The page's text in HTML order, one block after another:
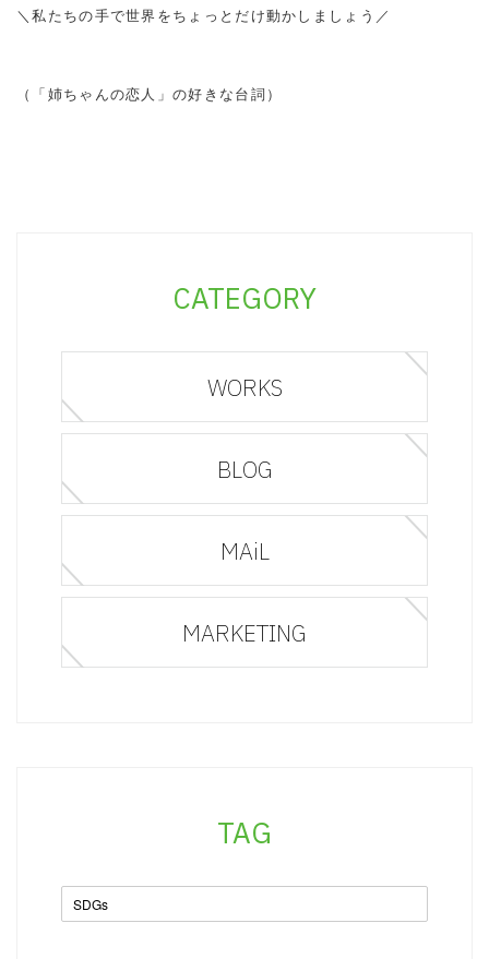
＼私たちの手で世界をちょっとだけ動かしましょう／
（「姉ちゃんの恋人」の好きな台詞）
CATEGORY
WORKS
BLOG
MAiL
MARKETING
TAG
SDGs